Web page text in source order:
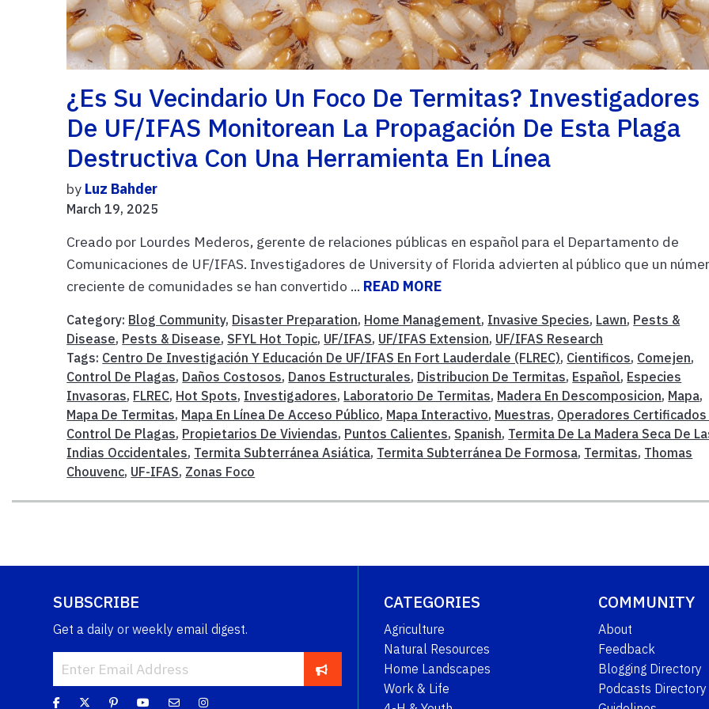
¿Es Su Vecindario Un Foco De Termitas? Investigadores
De UF/IFAS Monitorean La Propagación De Esta Plaga
Destructiva Con Una Herramienta En Línea
by Luz Bahder
March 19, 2025
Creado por Lourdes Mederos, gerente de relaciones públicas en español para el Departamento de
Comunicaciones de UF/IFAS. Investigadores de University of Florida advierten al público que un
creciente de comunidades se han convertido ... READ MORE
Category: Blog Community, Disaster Preparation, Home Management, Invasive Species, Lawn, Pests &
Disease, Pests & Disease, SFYL Hot Topic, UF/IFAS, UF/IFAS Extension, UF/IFAS Research
Tags: Centro De Investigación Y Educación De UF/IFAS En Fort Lauderdale (FLREC), Cientificos, Comejen,
Control De Plagas, Daños Costosos, Danos Estructurales, Distribucion De Termitas, Español, Especies
Invasoras, FLREC, Hot Spots, Investigadores, Laboratorio De Termitas, Madera En Descomposicion, Mapa,
Mapa De Termitas, Mapa En Línea De Acceso Público, Mapa Interactivo, Muestras, Operadores Certificados
Control De Plagas, Propietarios De Viviendas, Puntos Calientes, Spanish, Termita De La Madera Seca De
Indias Occidentales, Termita Subterránea Asiática, Termita Subterránea De Formosa, Termitas, Thomas
Chouvenc, UF-IFAS, Zonas Foco
SUBSCRIBE
Get a daily or weekly email digest.
CATEGORIES
Agriculture
Natural Resources
Home Landscapes
Work & Life
COMMUNITY
About
Feedback
Blogging Directory
Podcasts Directory